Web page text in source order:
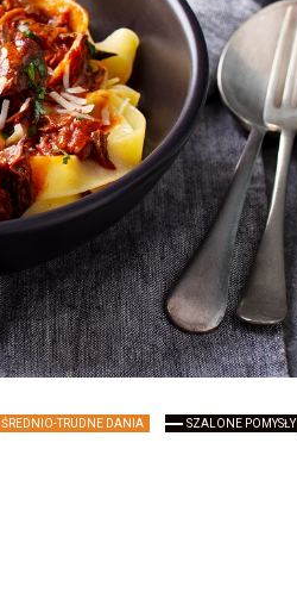
ŚREDNIO-TRUDNE DANIA
SZALONE POMYSŁY